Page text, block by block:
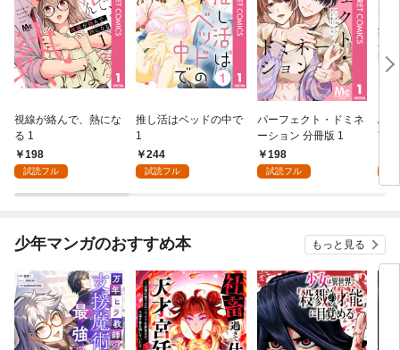
視線が絡んで、熱にな
る 1
198
試読フル
推し活はベッドの中で
1
244
試読フル
パーフェクト・ドミネ
ーション 分冊版 1
198
試読フル
ふ
言
少年マンガのおすすめ本 もっと見る